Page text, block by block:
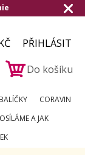
1.500,- do ČR a na
PŘIHLÁSIT
Do košíku
CORAVIN
A JAK